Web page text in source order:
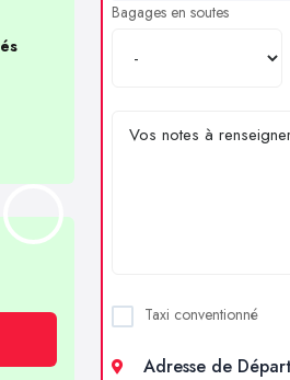
Bagages en soutes
Taxi conventionné
Adresse de Départ